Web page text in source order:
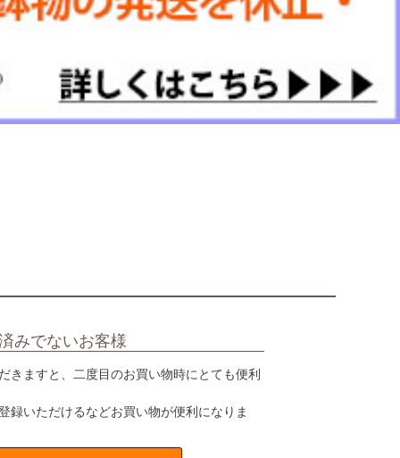
みでないお客様
きますと、二度目のお買い物時にとても便利
録いただけるなどお買い物が便利になりま